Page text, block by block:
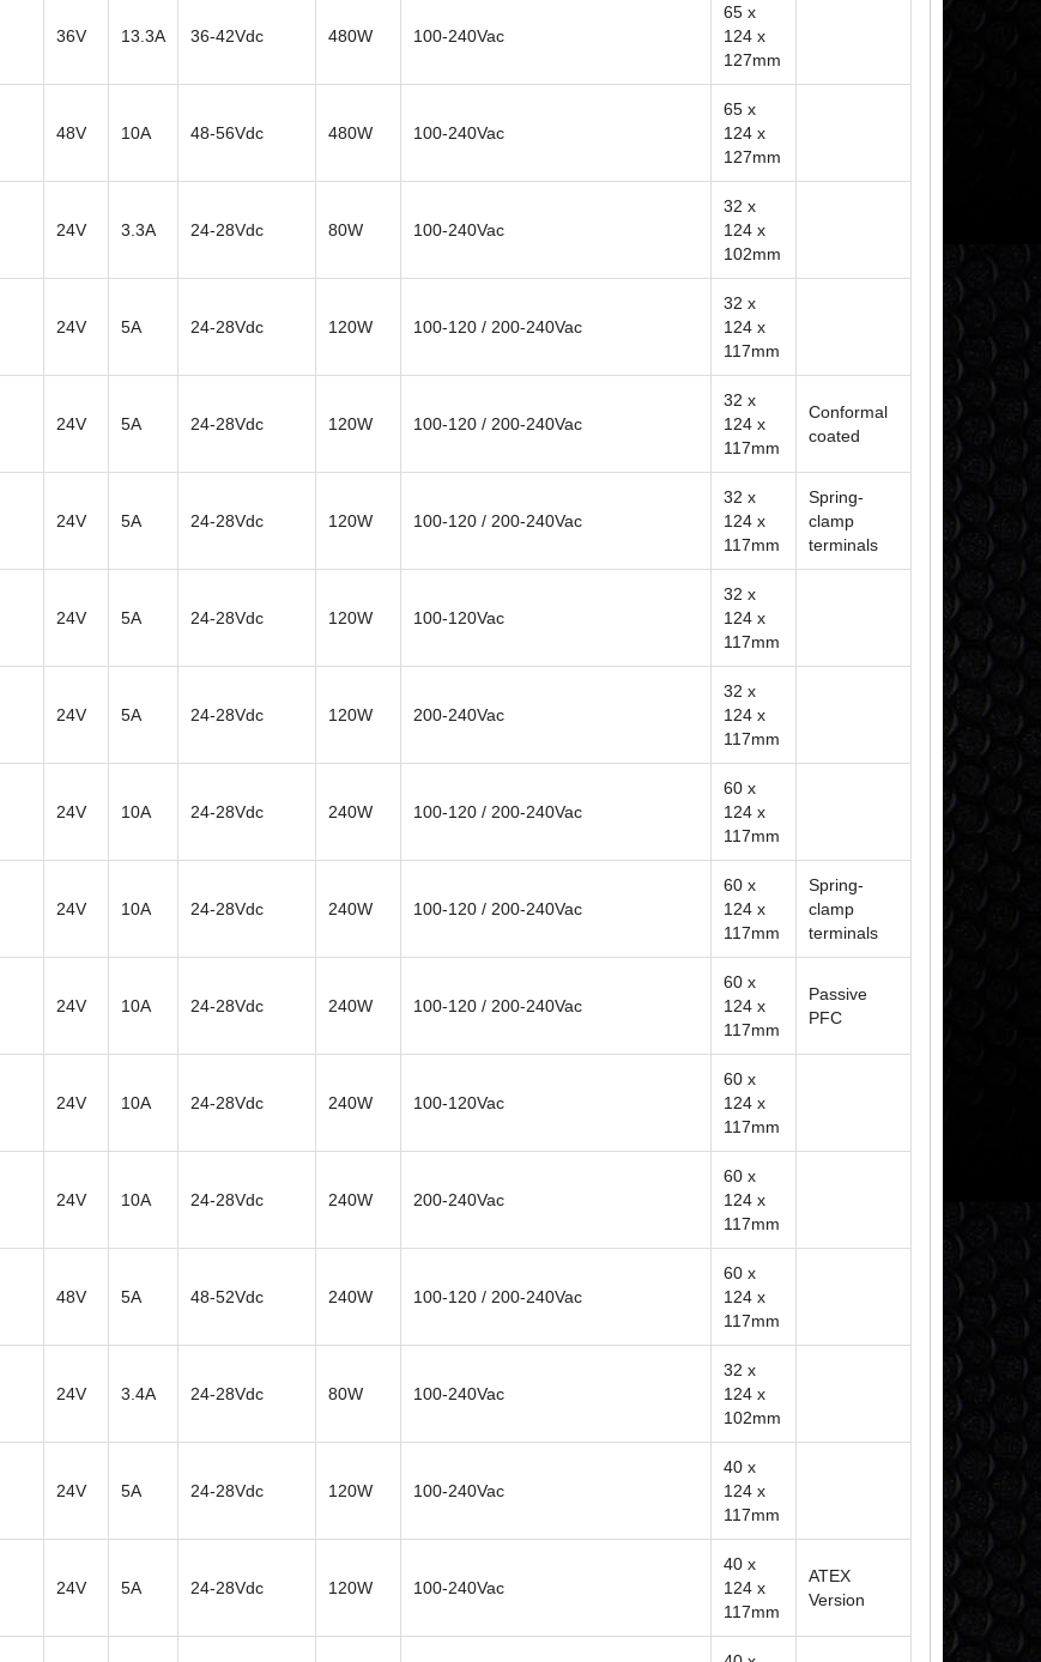
36V 13.3A 36-42Vdc 480W 100-240Vac
65 x
124 x
127mm
48V 10A 48-56Vdc 480W 100-240Vac
65 x
124 x
127mm
24V 3.3A 24-28Vdc 80W 100-240Vac
32 x
124 x
102mm
24V 5A 24-28Vdc 120W 100-120 / 200-240Vac
32 x
124 x
117mm
24V 5A 24-28Vdc 120W 100-120 / 200-240Vac
32 x
124 x
117mm
Conformal
coated
24V 5A 24-28Vdc 120W 100-120 / 200-240Vac
32 x
124 x
117mm
Spring-
clamp
terminals
24V 5A 24-28Vdc 120W 100-120Vac
32 x
124 x
117mm
24V 5A 24-28Vdc 120W 200-240Vac
32 x
124 x
117mm
24V 10A 24-28Vdc 240W 100-120 / 200-240Vac
60 x
124 x
117mm
24V 10A 24-28Vdc 240W 100-120 / 200-240Vac
60 x
124 x
117mm
Spring-
clamp
terminals
24V 10A 24-28Vdc 240W 100-120 / 200-240Vac
60 x
124 x
117mm
Passive
PFC
24V 10A 24-28Vdc 240W 100-120Vac
60 x
124 x
117mm
24V 10A 24-28Vdc 240W 200-240Vac
60 x
124 x
117mm
48V 5A 48-52Vdc 240W 100-120 / 200-240Vac
60 x
124 x
117mm
24V 3.4A 24-28Vdc 80W 100-240Vac
32 x
124 x
102mm
24V 5A 24-28Vdc 120W 100-240Vac
40 x
124 x
117mm
24V 5A 24-28Vdc 120W 100-240Vac
40 x
124 x
117mm
ATEX
Version